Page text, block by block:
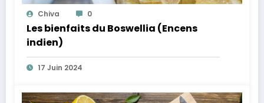
Chiva 0
Les bienfaits du Boswellia (Encens
indien)
17 Juin 2024